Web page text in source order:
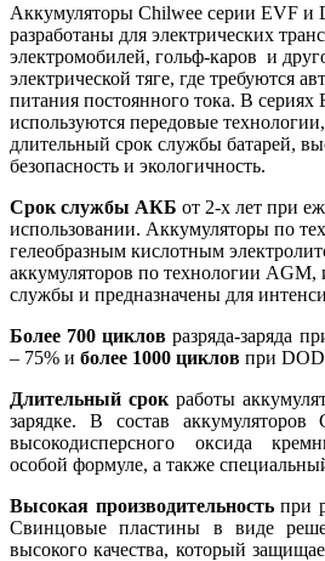
Аккумуляторы Chilwee серии EVF и
разработаны для электрических
электромобилей, гольф-каров и
электрической тяге, где требуются
питания постоянного тока. В
используются передовые
длительный срок службы батарей,
безопасность и экологичность.
Срок службы АКБ от 2-х лет при
использовании. Аккумуляторы по
гелеобразным кислотным
аккумуляторов по технологии
службы и предназначены для
Более 700 циклов разряда-заряда
– 75% и более 1000 циклов при
Длительный срокработы
зарядке. В состав
высокодисперсного оксида
особой формуле, а также
Высокая производительностьпри
Свинцовые пластины в виде
высокого качества, который